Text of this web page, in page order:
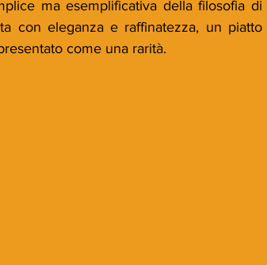
ma esemplificativa della filosofia di
con eleganza e raffinatezza, un piatto
come una rarità.